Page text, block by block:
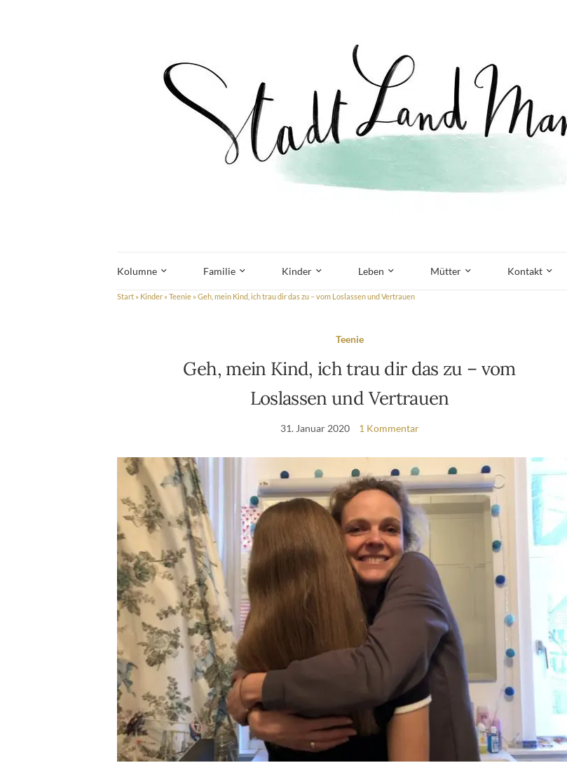
Kolumne Familie Kinder Leben Mütter Kontakt
Start » Kinder » Teenie » Geh, mein Kind, ich trau dir das zu – vom Loslassen und Vertrauen
Teenie
Geh, mein Kind, ich trau dir das zu – vom
Loslassen und Vertrauen
31. Januar 2020 1 Kommentar